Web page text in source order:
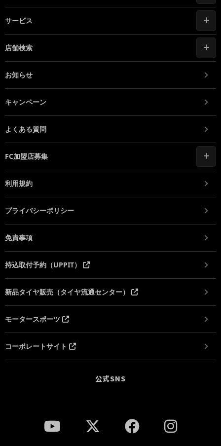
サービス
店舗検索
お知らせ
キャンペーン
よくある質問
FC加盟店募集
利用規約
プライバシーポリシー
免責事項
持込取付予約（UPPIT）
新品タイヤ販売（タイヤ流通センター）
モータースポーツ
コーポレートサイト
公式SNS